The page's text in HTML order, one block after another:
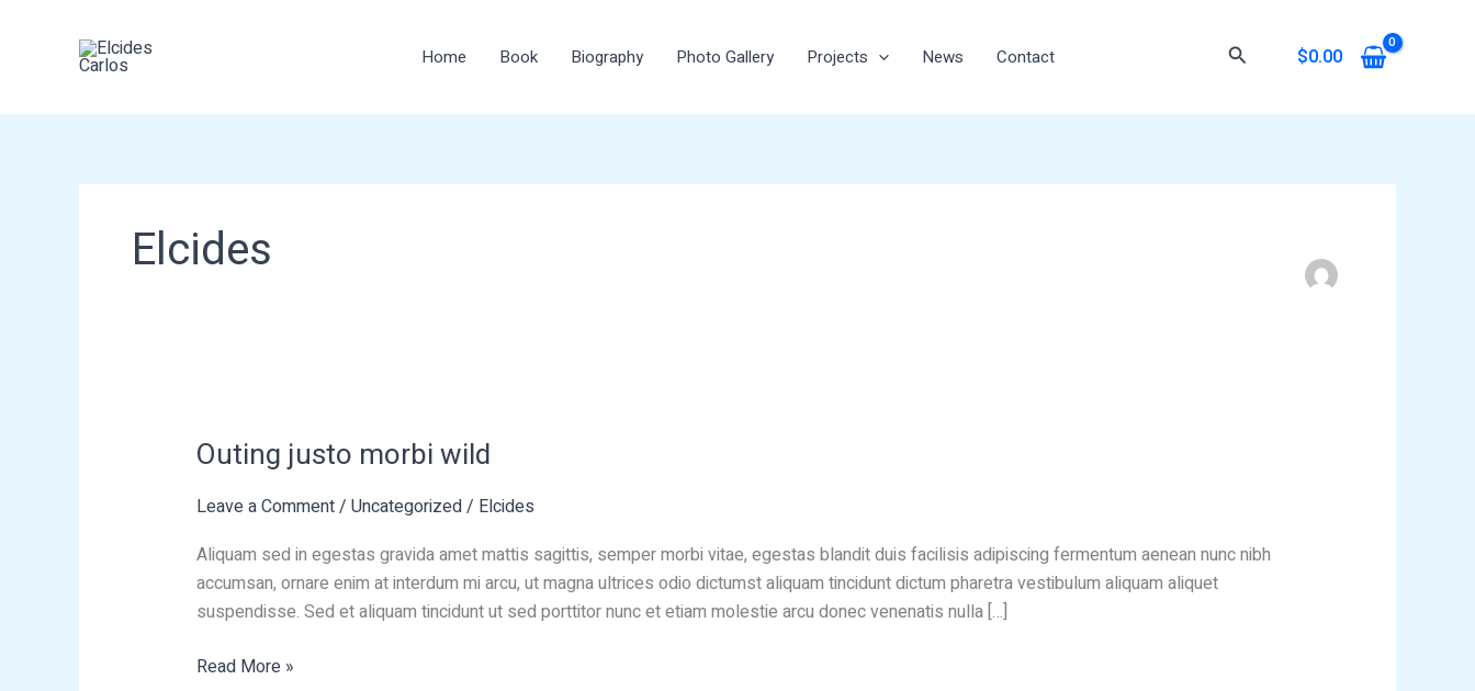
Home Book Biography Photo Gallery Projects News Contact Search $0.00
Elcides
Outing justo morbi wild
Leave a Comment/ Uncategorized/ Elcides
Aliquam sed in egestas gravida amet mattis sagittis, semper morbi vitae, egestas blandit duis facilisis adipiscing fermentum aenean nunc nibh
accumsan, ornare enim at interdum mi arcu, ut magna ultrices odio dictumst aliquam tincidunt dictum pharetra vestibulum aliquam aliquet
suspendisse. Sed et aliquam tincidunt ut sed porttitor nunc et etiam molestie arcu donec venenatis nulla […]
Outing
morbi
Read More »